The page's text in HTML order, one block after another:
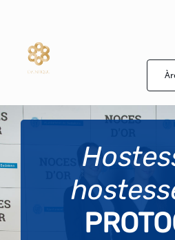
content
Esdeveniments
Com treballem